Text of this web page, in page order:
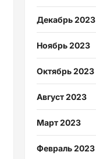
Декабрь 2023
Ноябрь 2023
Октябрь 2023
Август 2023
Март 2023
Февраль 2023